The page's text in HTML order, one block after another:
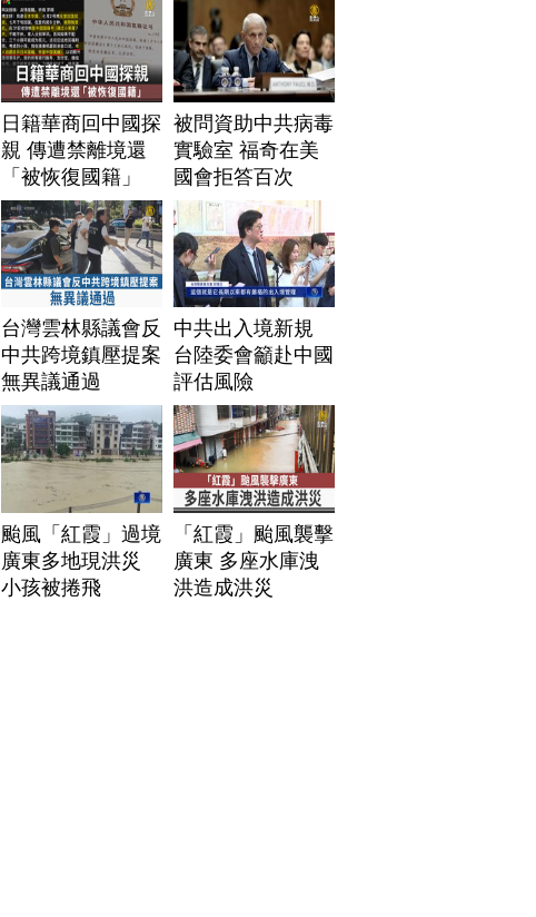
日籍華商回中國探
親 傳遭禁離境還
「被恢復國籍」
被問資助中共病毒
實驗室 福奇在美
國會拒答百次
台灣雲林縣議會反
中共跨境鎮壓提案
無異議通過
中共出入境新規
台陸委會籲赴中國
評估風險
颱風「紅霞」過境
廣東多地現洪災
小孩被捲飛
「紅霞」颱風襲擊
廣東 多座水庫洩
洪造成洪災